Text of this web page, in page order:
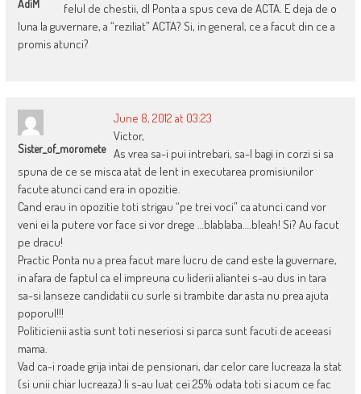
AdiM
felul de chestii, dl Ponta a spus ceva de ACTA. E deja de o
luna la guvernare, a “reziliat” ACTA? Si, in general, ce a facut din ce a
promis atunci?
Sister_of_moromete
June 8, 2012 at 03:23
Victor,
As vrea sa-i pui intrebari, sa-l bagi in corzi si sa
spuna de ce se misca atat de lent in executarea promisiunilor
facute atunci cand era in opozitie.
Cand erau in opozitie toti strigau “pe trei voci” ca atunci cand vor
veni ei la putere vor face si vor drege …blablaba….bleah! Si? Au facut
pe dracu!
Practic Ponta nu a prea facut mare lucru de cand este la guvernare,
in afara de faptul ca el impreuna cu liderii aliantei s-au dus in tara
sa-si lanseze candidatii cu surle si trambite dar asta nu prea ajuta
poporul!!!
Politicienii astia sunt toti neseriosi si parca sunt facuti de aceeasi
mama.
Vad ca-i roade grija intai de pensionari, dar celor care lucreaza la stat
(si unii chiar lucreaza) li s-au luat cei 25% odata toti si acum ce fac